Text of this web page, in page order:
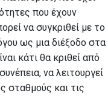
που έχουν
να συγκριθεί με το
ως μια διέξοδο στα
κάτι θα κριθεί από
να λειτουργεί
σταθμούς και τις